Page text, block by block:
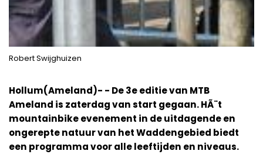
Robert Swijghuizen
Hollum(Ameland)- - De 3e editie van MTB
Ameland is zaterdag van start gegaan. HÃ¨t
mountainbike evenement in de uitdagende en
ongerepte natuur van het Waddengebied biedt
een programma voor alle leeftijden en niveaus.